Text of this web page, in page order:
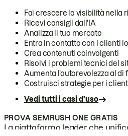
Fai crescere la visibilità nella
Ricevi consigli dall'IA
Analizza il tuo mercato
Entra in contatto con i clienti
Crea contenuti coinvolgenti
Risolvi i problemi tecnici del
Aumenta l'autorevolezza al di
Costruisci strategie per i
Vedi tutti i casi d'uso
PROVA SEMRUSH ONE GRATIS
La piattaforma leader che